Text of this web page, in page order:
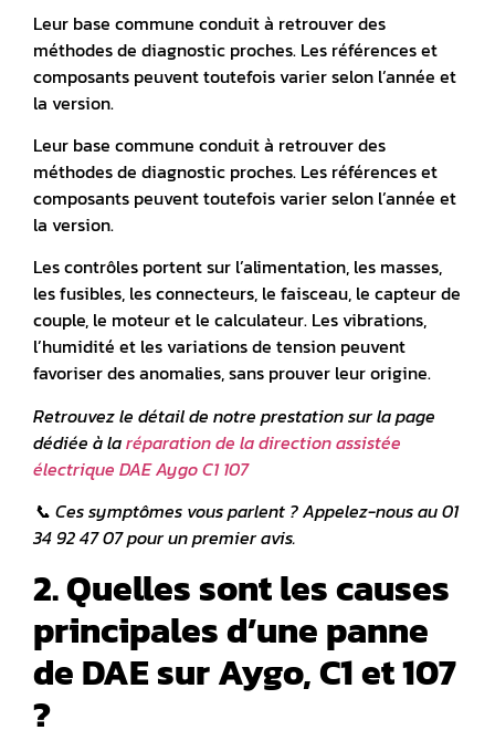
Leur base commune conduit à retrouver des
méthodes de diagnostic proches. Les références et
composants peuvent toutefois varier selon l’année et
la version.
Leur base commune conduit à retrouver des
méthodes de diagnostic proches. Les références et
composants peuvent toutefois varier selon l’année et
la version.
Les contrôles portent sur l’alimentation, les masses,
les fusibles, les connecteurs, le faisceau, le capteur de
couple, le moteur et le calculateur. Les vibrations,
l’humidité et les variations de tension peuvent
favoriser des anomalies, sans prouver leur origine.
Retrouvez le détail de notre prestation sur la page
dédiée à laréparation de la direction assistée
électrique DAE Aygo C1 107
📞 Ces symptômes vous parlent ? Appelez-nous au 01
34 92 47 07 pour un premier avis.
2. Quelles sont les causes
principales d’une panne
de DAE sur Aygo, C1 et 107
?